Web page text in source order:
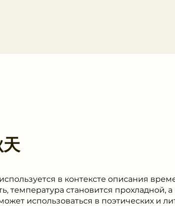
в контексте описания
температура становится прохладной,
использоваться в поэтических и